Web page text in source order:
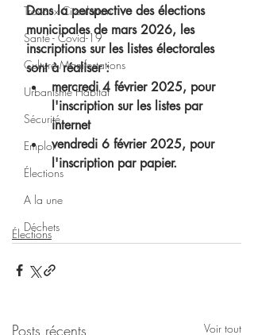
Travaux Circulation
Santé - Covid-19
Culture Manifestations
Urbanisme Habitat
Sécurité
Emploi
Élections
A la une
Déchets
Dans la perspective des élections
municipales de mars 2026, les
inscriptions sur les listes électorales
sont à réaliser :
mercredi 4 février 2025, pour
l'inscription sur les listes par
internet
vendredi 6 février 2025, pour
l'inscription par papier.
Élections
Posts récents Voir tout